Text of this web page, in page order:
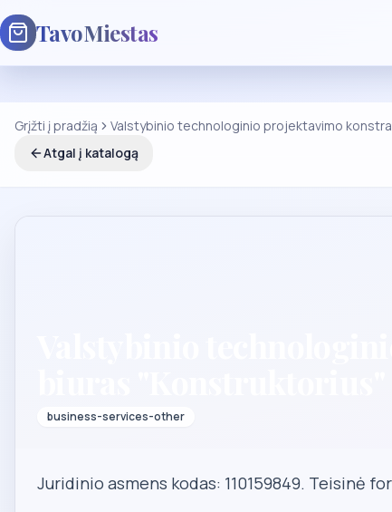
TavoMiestas
Grįžti į pradžią
Valstybinio technologinio projektavimo
Atgal į katalogą
business-services-other
Juridinio asmens kodas: 110159849. Teisinė